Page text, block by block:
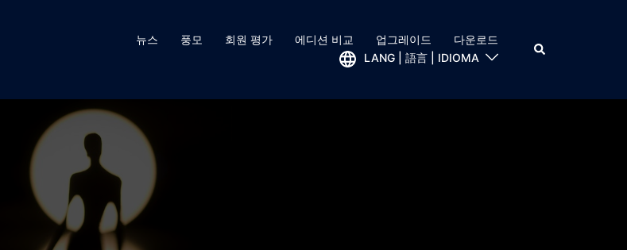
뉴스 풍모 회원 평가 에디션 비교 업그레이드
다운로드
LANG | 語言 | IDIOMA